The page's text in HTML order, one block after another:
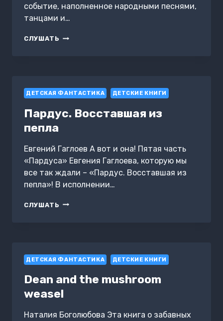
событие, наполненное народными песнями,
танцами и…
СЛУШАТЬ СЦЕНАРИЙ
ДЕТСКАЯ ФАНТАСТИКА ДЕТСКИЕ КНИГИ
Пардус. Восставшая из
пепла
Евгений Гаглоев А вот и она! Пятая часть
«Пардуса» Евгения Гаглоева, которую мы
все так ждали – «Пардус. Восставшая из
пепла»! В исполнении…
СЛУШАТЬ ПАРДУС.
ДЕТСКАЯ ФАНТАСТИКА ДЕТСКИЕ КНИГИ
Dean and the mushroom
weasel
Наталия Боголюбова Эта книга о забавных